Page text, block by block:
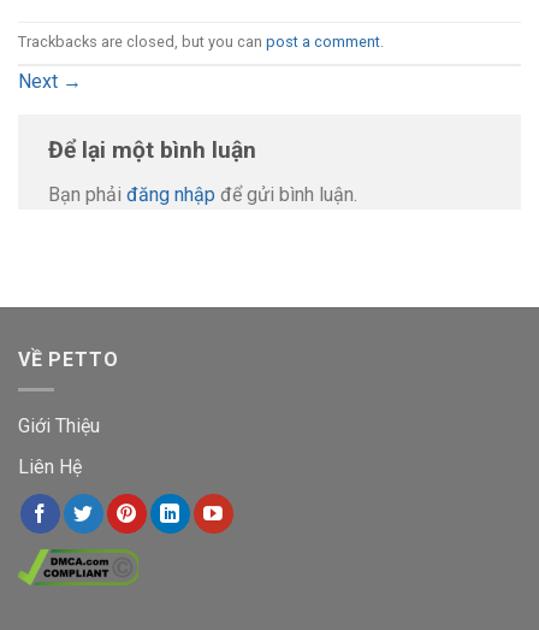
Trackbacks are closed, but you can post a comment.
Next →
Để lại một bình luận
Bạn phải đăng nhập để gửi bình luận.
VỀ PETTO
Giới Thiệu
Liên Hệ